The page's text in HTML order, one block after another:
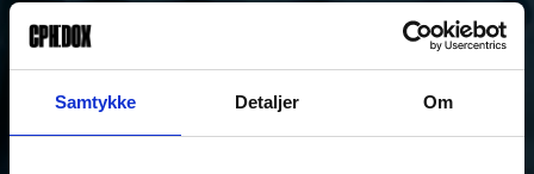
Samtykke Detaljer Om
Isabel Pagliais debutfilm holder, hvad titlen lover og følger
nattens og drømmens poetiske logik. Men den er også baseret
på sin hovedpersonens virkelige selv, og er et vitalt – og ofte
morsomt – bud på, hvordan man får en komplet original film ud af
et minimlt budget. Kald genren for ‘Modern French’ og sig til alle,